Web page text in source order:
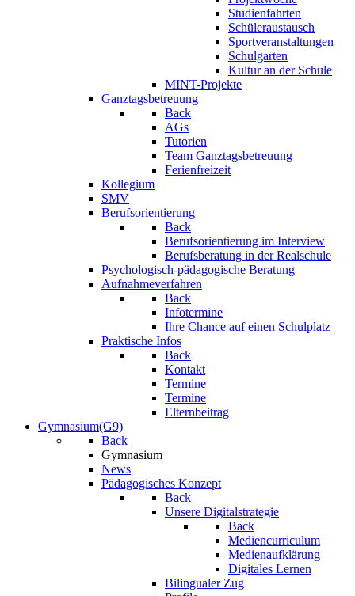
Studienfahrten
Schüleraustausch
Sportveranstaltungen
Schulgarten
Kultur an der Schule
MINT-Projekte
Ganztagsbetreuung
Back
AGs
Tutorien
Team Ganztagsbetreuung
Ferienfreizeit
Kollegium
SMV
Berufsorientierung
Back
Berufsorientierung im Interview
Berufsberatung in der Realschule
Psychologisch-pädagogische Beratung
Aufnahmeverfahren
Back
Infotermine
Ihre Chance auf einen Schulplatz
Praktische Infos
Back
Kontakt
Termine
Termine
Elternbeitrag
Gymnasium(G9)
Back
Gymnasium
News
Pädagogisches Konzept
Back
Unsere Digitalstrategie
Back
Mediencurriculum
Medienaufklärung
Digitales Lernen
Bilingualer Zug